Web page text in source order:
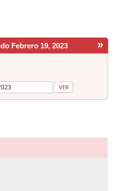
»
Febrero 19, 2023